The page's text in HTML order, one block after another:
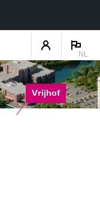
NL
Vrijhof